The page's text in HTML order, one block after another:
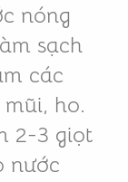
nóng
sạch
các
ho.
2-3 giọt
nước